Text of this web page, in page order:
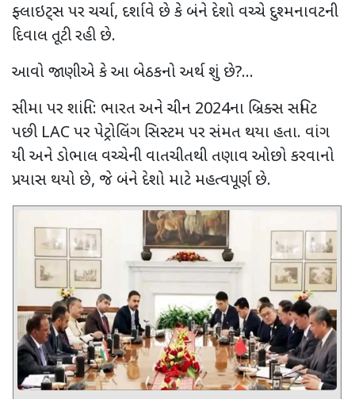
ફ્લાઇટ્સ પર ચર્ચા, દર્શાવે છે કે બંને દેશો વચ્ચે દુશ્મનાવટની
દિવાલ તૂટી રહી છે.
આવો જાણીએ કે આ બેઠકનો અર્થ શું છે?...
સીમા પર શાંતિ: ભારત અને ચીન 2024ના બ્રિક્સ સમિટ
પછી LACપર પેટ્રોલિંગ સિસ્ટમ પર સંમત થયા હતા. વાંગ
યી અને ડોભાલ વચ્ચેની વાતચીતથી તણાવ ઓછો કરવાનો
પ્રયાસ થયો છે, જે બંને દેશો માટે મહત્વપૂર્ણ છે.